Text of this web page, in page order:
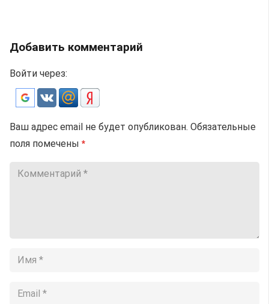
Добавить комментарий
Войти через:
Ваш адрес email не будет опубликован. Обязательные
поля помечены *